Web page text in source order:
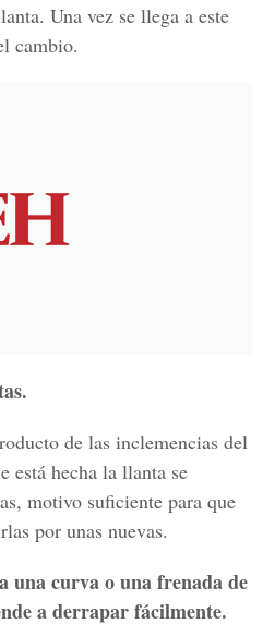
Una vez se llega a este
cambio.
de las inclemencias del
está hecha la llanta se
motivo suficiente para que
por unas nuevas.
una curva o una frenada de
a derrapar fácilmente.